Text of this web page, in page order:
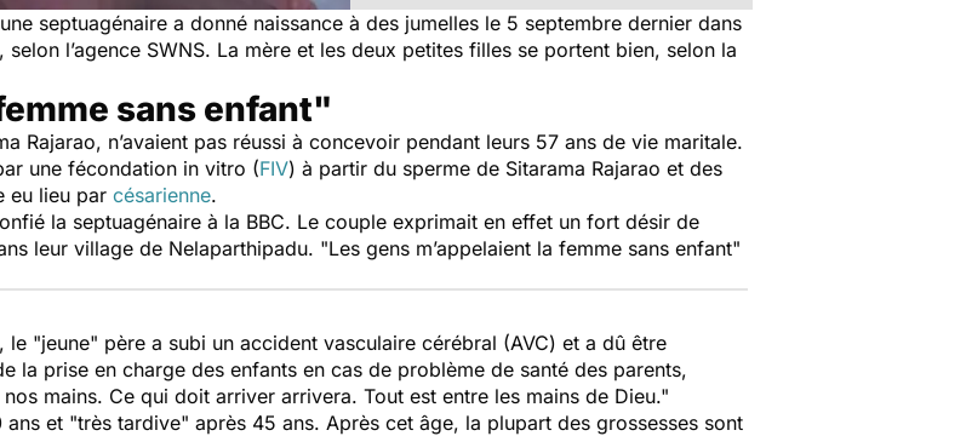
septuagénaire a donné naissance à des jumelles le 5 septembre dernier dans
selon l’agence SWNS. La mère et les deux petites filles se portent bien, selon la
sans enfant"
Rajarao, n’avaient pas réussi à concevoir pendant leurs 57 ans de vie maritale.
une fécondation in vitro (FIV) à partir du sperme de Sitarama Rajarao et des
eu lieu par césarienne.
la septuagénaire à la BBC. Le couple exprimait en effet un fort désir de
leur village de Nelaparthipadu. "Les gens m’appelaient la femme sans enfant"
le "jeune" père a subi un accident vasculaire cérébral (AVC) et a dû être
la prise en charge des enfants en cas de problème de santé des parents,
nos mains. Ce qui doit arriver arrivera. Tout est entre les mains de Dieu."
ans et "très tardive" après 45 ans. Après cet âge, la plupart des grossesses sont